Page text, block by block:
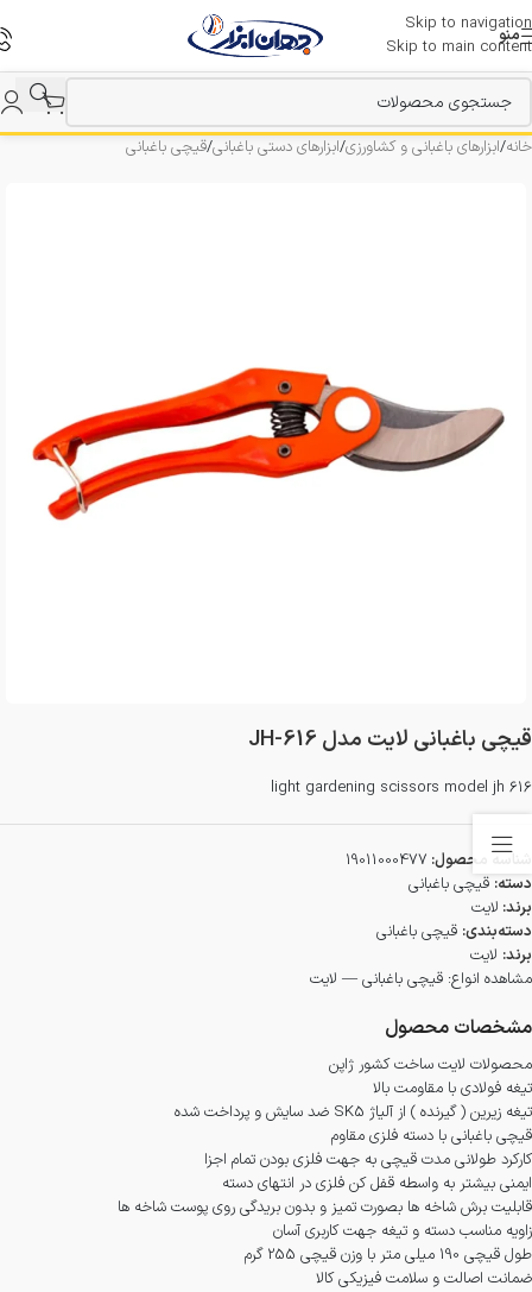
Skip to navigation
Skip to main content
منو
خانه/ابزارهای باغبانی و کشاورزی/ابزارهای دستی باغبانی/قیچی باغبانی
قیچی باغبانی لایت مدل JH-616
light gardening scissors model jh 616
شناسه محصول: 19011000477
دسته: قیچی باغبانی
برند: لایت
دسته‌بندی: قیچی باغبانی
برند: لایت
مشاهده انواع: قیچی باغبانی — لایت
مشخصات محصول
محصولات لایت ساخت کشور ژاپن
تیغه فولادی با مقاومت بالا
تیغه زیرین ( گیرنده ) از آلیاژ SK5 ضد سایش و پرداخت شده
قیچی باغبانی با دسته فلزی مقاوم
کارکرد طولانی مدت قیچی به جهت فلزی بودن تمام اجزا
ایمنی بیشتر به واسطه قفل کن فلزی در انتهای دسته
قابلیت برش شاخه ها بصورت تمیز و بدون بریدگی روی پوست شاخه ها
زاویه مناسب دسته و تیغه جهت کاربری آسان
طول قیچی 190 میلی متر با وزن قیچی 255 گرم
ضمانت اصالت و سلامت فیزیکی کالا